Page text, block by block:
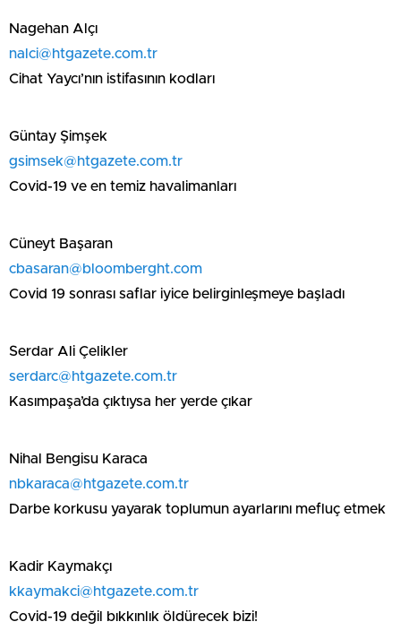
Nagehan Alçı
nalci@htgazete.com.tr
Cihat Yaycı’nın istifasının kodları
Güntay Şimşek
gsimsek@htgazete.com.tr
Covid-19 ve en temiz havalimanları
Cüneyt Başaran
cbasaran@bloomberght.com
Covid 19 sonrası saflar iyice belirginleşmeye başladı
Serdar Ali Çelikler
serdarc@htgazete.com.tr
Kasımpaşa’da çıktıysa her yerde çıkar
Nihal Bengisu Karaca
nbkaraca@htgazete.com.tr
Darbe korkusu yayarak toplumun ayarlarını mefluç etmek
Kadir Kaymakçı
kkaymakci@htgazete.com.tr
Covid-19 değil bıkkınlık öldürecek bizi!